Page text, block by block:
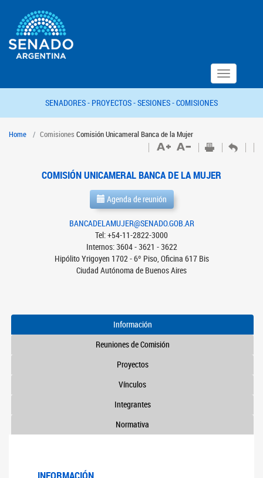
Toggle
navigation
SENADORES - PROYECTOS -SESIONES -COMISIONES
Home Comisiones Comisión Unicameral Banca de la Mujer
COMISIÓN UNICAMERAL BANCA DE LA MUJER
Agenda de reunión
BANCADELAMUJER@SENADO.GOB.AR
Tel: +54-11-2822-3000
Internos: 3604 - 3621 - 3622
Hipólito Yrigoyen 1702 - 6º Piso, Oficina 617 Bis
Ciudad Autónoma de Buenos Aires
Información
Reuniones de Comisión
Proyectos
Vínculos
Integrantes
Normativa